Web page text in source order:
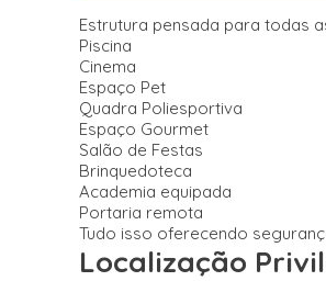
Estrutura pensada para todas
Piscina
Cinema
Espaço Pet
Quadra Poliesportiva
Espaço Gourmet
Salão de Festas
Brinquedoteca
Academia equipada
Portaria remota
Tudo isso oferecendo
Localização